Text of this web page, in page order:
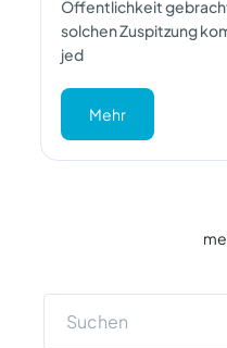
Öffentlichkeit
solchen Zuspitzung
jed
Mehr